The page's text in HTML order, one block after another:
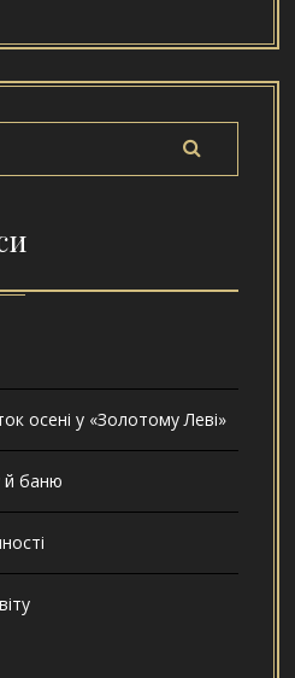
осені у «Золотому Леві»
й баню